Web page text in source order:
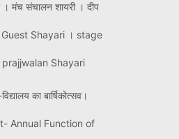
। मंच संचालन शायरी । दीप
Guest Shayari । stage
Shayari
का बार्षिकोत्सव।
Annual Function of